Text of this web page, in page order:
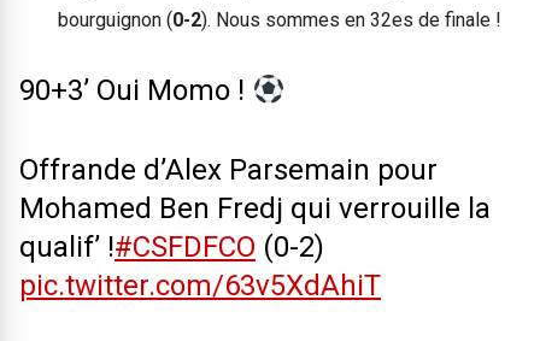
bourguignon (0-2). Nous sommes en 32es de finale !
90+3’ Oui Momo !
Offrande d’Alex Parsemain pour
Mohamed Ben Fredj qui verrouille la
qualif’ !#CSFDFCO (0-2)
pic.twitter.com/63v5XdAhiT